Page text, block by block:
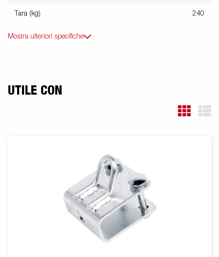
Tara (kg) 240
Mostra ulteriori specifiche
UTILE CON